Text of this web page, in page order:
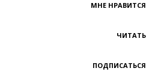
МНЕ НРАВИТСЯ
ЧИТАТЬ
ПОДПИСАТЬСЯ